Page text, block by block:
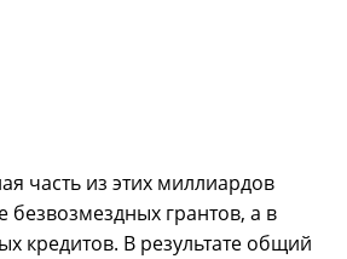
часть из этих миллиардов
безвозмездных грантов, а в
кредитов. В результате общий